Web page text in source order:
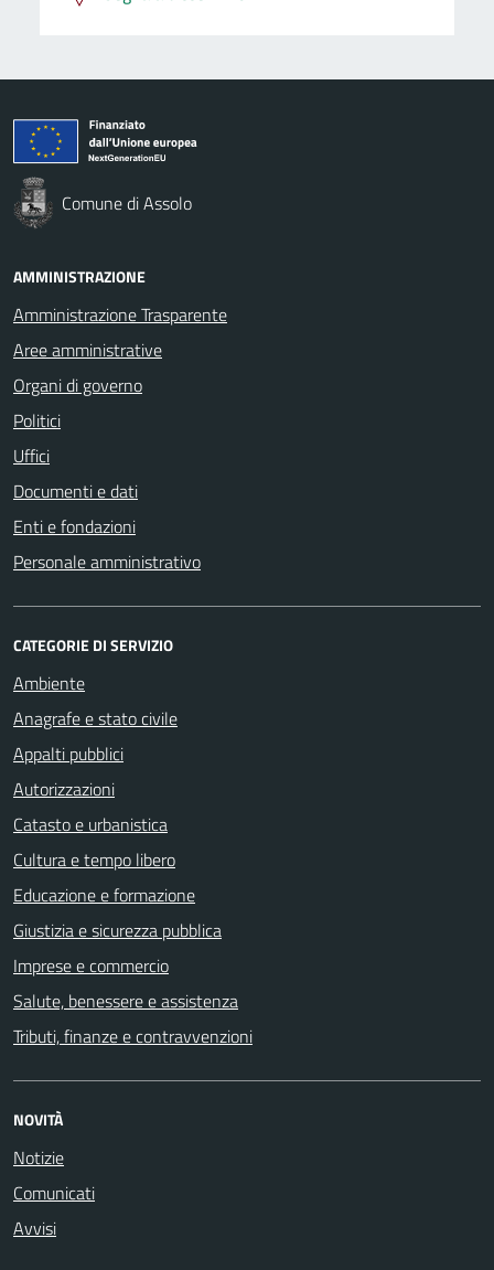
Comune di Assolo
AMMINISTRAZIONE
Amministrazione Trasparente
Aree amministrative
Organi di governo
Politici
Uffici
Documenti e dati
Enti e fondazioni
Personale amministrativo
CATEGORIE DI SERVIZIO
Ambiente
Anagrafe e stato civile
Appalti pubblici
Autorizzazioni
Catasto e urbanistica
Cultura e tempo libero
Educazione e formazione
Giustizia e sicurezza pubblica
Imprese e commercio
Salute, benessere e assistenza
Tributi, finanze e contravvenzioni
NOVITÀ
Notizie
Comunicati
Avvisi